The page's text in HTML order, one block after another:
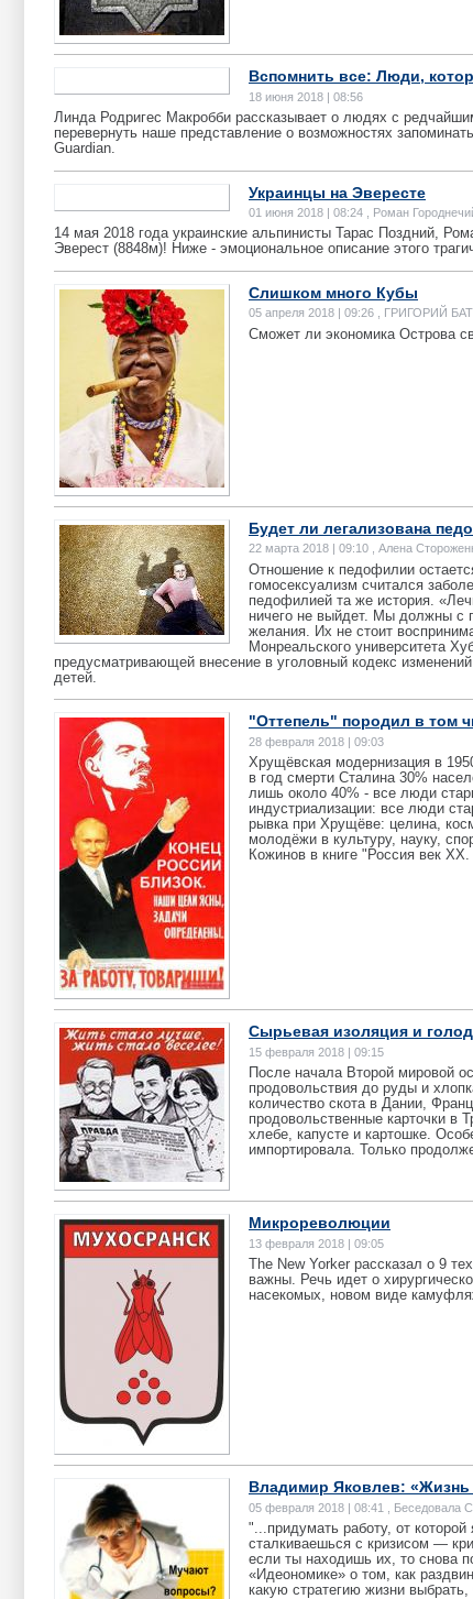
Вспомнить все: Люди,
18 июня 2018 | 08:56
Линда Родригес Макробби рассказывает о людях с
перевернуть наше представление о возможностях
Guardian.
Украинцы на Эвересте
01 июня 2018 | 08:24 , Роман
14 мая 2018 года украинские альпинисты Тарас Поздний,
Эверест (8848м)! Ниже - эмоциональное описание этого
Слишком много Кубы
05 апреля 2018 | 09:26 , ГРИГОРИЙ
Сможет ли экономика Острова
Будет ли легализована
22 марта 2018 | 09:10 , Алена
Отношение к педофилии
гомосексуализм считался
педофилией та же история.
ничего не выйдет. Мы должны с
желания. Их не стоит
Монреальского университета
предусматривающей внесение в уголовный кодекс
детей.
"Оттепель" породил в том
28 февраля 2018 | 09:03
Хрущёвская модернизация в
в год смерти Сталина 30%
лишь около 40% - все люди
индустриализации: все люди
рывка при Хрущёве: целина,
молодёжи в культуру, науку,
Кожинов в книге "Россия век ХХ.
Сырьевая изоляция и
15 февраля 2018 | 09:15
После начала Второй мировой
продовольствия до руды и
количество скота в Дании,
продовольственные карточки
хлебе, капусте и картошке.
импортировала. Только
Микрореволюции
13 февраля 2018 | 09:05
The New Yorker рассказал о 9
важны. Речь идет о
насекомых, новом виде
Владимир Яковлев: «Жизнь
05 февраля 2018 | 08:41 , Беседовала
"...придумать работу, от
сталкиваешься с кризисом —
если ты находишь их, то снова
«Идеономике» о том, как
какую стратегию жизни